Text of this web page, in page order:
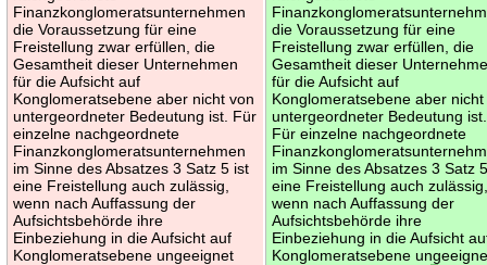
Finanzkonglomeratsunternehmen
die Voraussetzung für eine
Freistellung zwar erfüllen, die
Gesamtheit dieser Unternehmen
für die Aufsicht auf
Konglomeratsebene aber nicht von
untergeordneter Bedeutung ist. Für
einzelne nachgeordnete
Finanzkonglomeratsunternehmen
im Sinne des Absatzes 3 Satz 5 ist
eine Freistellung auch zulässig,
wenn nach Auffassung der
Aufsichtsbehörde ihre
Einbeziehung in die Aufsicht auf
Konglomeratsebene ungeeignet
die Voraussetzung für eine
Freistellung zwar erfüllen, die
Gesamtheit dieser
für die Aufsicht auf
Konglomeratsebene aber
untergeordneter Bedeutung
Für einzelne nachgeordnete
im Sinne des Absatzes 3 Satz
eine Freistellung auch
wenn nach Auffassung der
Aufsichtsbehörde ihre
Einbeziehung in die Aufsicht
Konglomeratsebene